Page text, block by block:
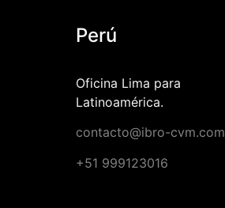
Perú
Oficina Lima para
Latinoamérica.
contacto@ibro-cvm.com
+51 999123016